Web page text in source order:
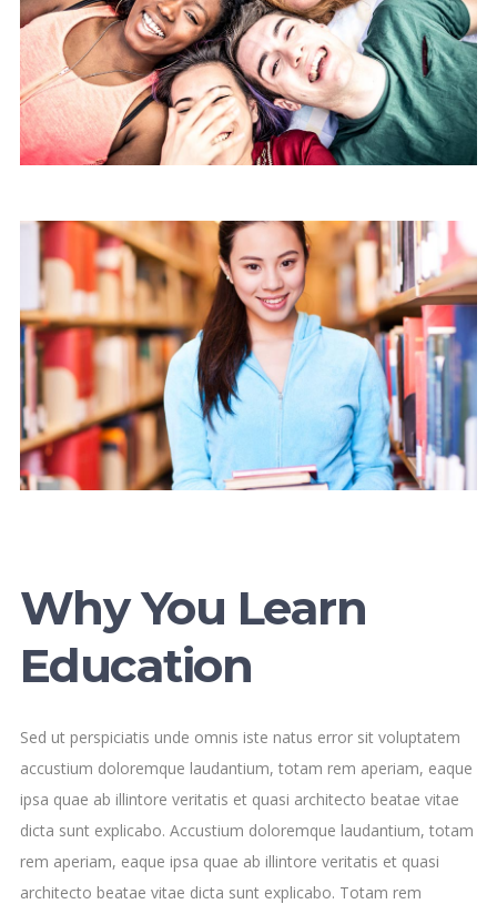
Why You Learn
Education
Sed ut perspiciatis unde omnis iste natus error sit voluptatem
accustium doloremque laudantium, totam rem aperiam, eaque
ipsa quae ab illintore veritatis et quasi architecto beatae vitae
dicta sunt explicabo. Accustium doloremque laudantium, totam
rem aperiam, eaque ipsa quae ab illintore veritatis et quasi
architecto beatae vitae dicta sunt explicabo. Totam rem